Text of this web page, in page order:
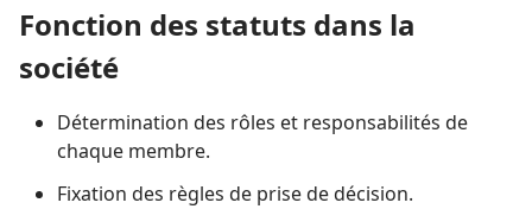
Fonction des statuts dans la
société
Détermination des rôles et responsabilités de
chaque membre.
Fixation des règles de prise de décision.